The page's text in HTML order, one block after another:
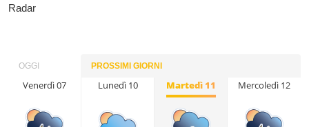
Radar
OGGI PROSSIMI GIORNI
Venerdì 07
Domenica 09 Lunedì 10 Martedì 11 Mercoledì 12